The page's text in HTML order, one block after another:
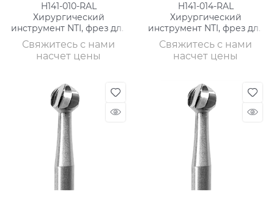
H141-010-RAL
Хирургический
инструмент NTI, фрез для
кости, ТВС, хвостовик
длинный
Свяжитесь с нами
насчет цены
H141-014-RAL
Хирургический
инструмент NTI, фрез для
кости, ТВС, хвостовик
длинный
Свяжитесь с нами
насчет цены